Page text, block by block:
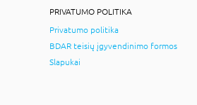
PRIVATUMO POLITIKA
Privatumo politika
BDAR teisių įgyvendinimo formos
Slapukai